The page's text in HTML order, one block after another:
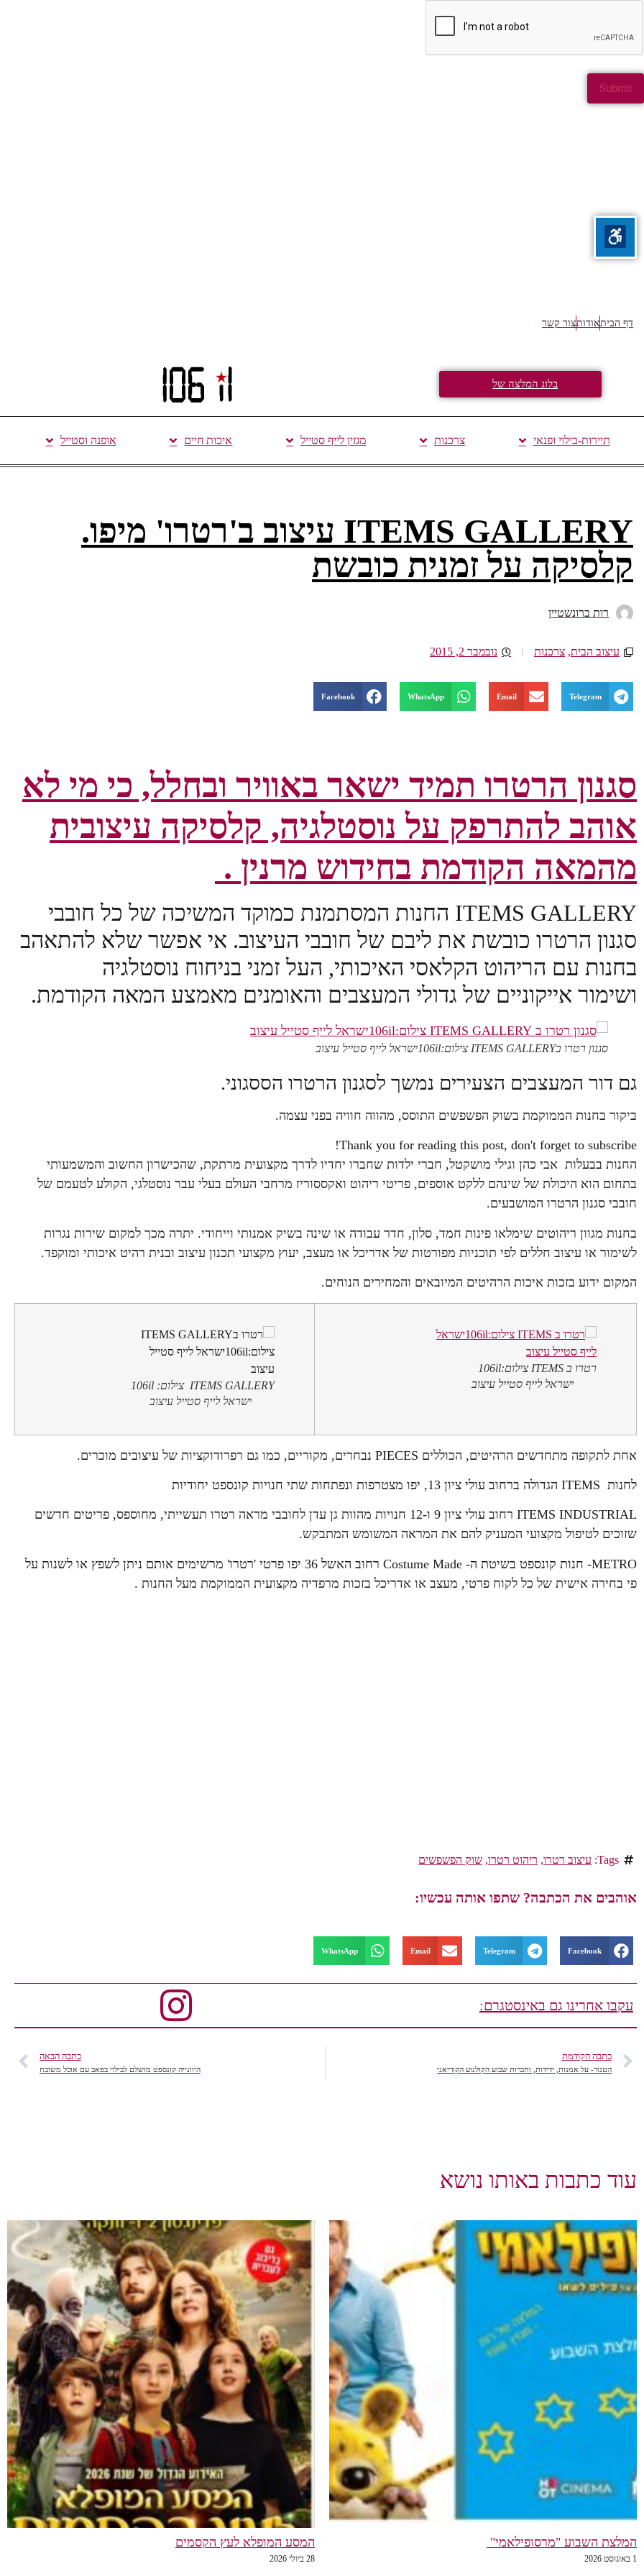
דף הביתאודותצור קשר
בלוג המלצה של
תיירות-בילוי ופנאי צרכנות מגזין לייף סטייל איכות חיים אופנה וסטייל
ITEMS GALLERY עיצוב ב'רטרו' מיפו.
קלסיקה על זמנית כובשת
רות ברונשטיין
עיצוב הבית, צרכנות נובמבר 2, 2015
Telegram
Email
WhatsApp
Facebook
סגנון הרטרו תמיד ישאר באוויר ובחלל, כי מי לא
אוהב להתרפק על נוסטלגיה, קלסיקה עיצובית
מהמאה הקודמת בחידוש מרנין .
ITEMS GALLERY החנות המסתמנת כמוקד המשיכה של כל חובבי
סגנון הרטרו כובשת את ליבם של חובבי העיצוב. אי אפשר שלא להתאהב
בחנות עם הריהוט הקלאסי האיכותי, העל זמני בניחוח נוסטלגיה
ושימור אייקוניים של גדולי המעצבים והאומנים מאמצע המאה הקודמת.
סגנון רטרו בITEMS GALLERY צילום:106ilישראל לייף סטייל עיצוב
גם דור המעצבים הצעירים נמשך לסגנון הרטרו הססגוני.
ביקור בחנות הממוקמת בשוק הפשפשים התוסס, מהווה חוויה בפני עצמה.
Thank you for reading this post, don't forget to subscribe!
החנות בבעלות אבי כהן וגילי מושקטל, חברי ילדות שחברו יחדיו לדרך מקצועית מרתקת, שהכישרון החשוב והמשמעותי
בתחום הוא היכולת של שינהם ללקט אוספים, פריטי ריהוט ואקססוריז מרחבי העולם בעלי עבר נוסטלגי, הקולע לטעמם של
חובבי סגנון הרטרו המושבעים.
בחנות מגוון ריהוטים שימלאו פינות חמד, סלון, חדר עבודה או שינה בשיק אמנותי וייחודי. יתרה מכך למקום שירות נגרות
לשימור או עיצוב חללים לפי תוכניות מפורטות של אדריכל או מעצב, יעוץ מקצועי תכנון עיצוב ובנית רהיט איכותי ומוקפד.
המקום ידוע בזכות איכות הרהיטים המיובאים והמחירים הנוחים.
ישראל לייף סטייל עיצוב
ישראל לייף סטייל עיצוב
אחת לתקופה מתחדשים הרהיטים, הכוללים PIECES נבחרים, מקוריים, כמו גם רפרודוקציות של עיצובים מוכרים.
לחנות ITEMS הגדולה ברחוב עולי ציון 13, יפו מצטרפות ונפתחות שתי חנויות קונספט יחודיות
ITEMS INDUSTRIAL רחוב עולי ציון 9 ו-12 חנויות מהוות גן עדן לחובבי מראה רטרו תעשייתי, מחוספס, פריטים חדשים
שזוכים לטיפול מקצועי המעניק להם את המראה המשומש המתבקש.
METRO- חנות קונספט בשיטת ה- Costume Made רחוב האשל 36 יפו פרטי 'רטרו' מרשימים אותם ניתן לשפץ או לשנות על
פי בחירה אישית של כל לקוח פרטי, מעצב או אדריכל בזכות מרפדיה מקצועית הממוקמת מעל החנות .
Tags: עיצוב רטרו, ריהוט רטרו, שוק הפשפשים
אוהבים את הכתבה? שתפו אותה עכשיו:
Facebook
Telegram
Email
WhatsApp
עקבו אחרינו גם באינסטגרם:
כתבה הקודמת
הטנור- על אמנות, ידידות, וחברות שבוע הקולנוע הקוריאני
כתבה הבאה
היוונייה קונספט מושלם לבילוי בפאב עם אוכל משובח
עוד כתבות באותו נושא
המלצת השבוע "מרסופילאמי"
1 באוגוסט 2026
המסע המופלא לעץ הקסמים
28 ביולי 2026